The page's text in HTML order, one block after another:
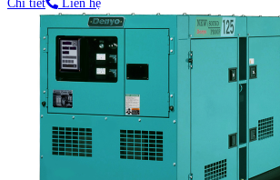
Chi tiết Liên hệ